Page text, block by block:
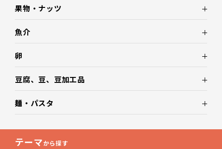
果物・ナッツ
魚介
卵
豆腐、豆、豆加工品
麺・パスタ
テーマから探す